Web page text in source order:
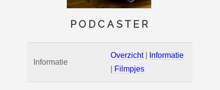
PODCASTER
Informatie
Overzicht|
Informatie
Filmpjes